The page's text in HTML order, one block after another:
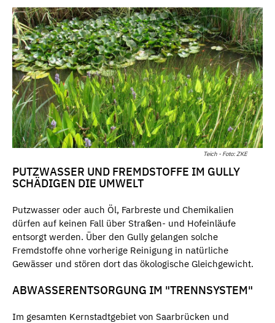
Teich - Foto: ZKE
PUTZWASSER UND FREMDSTOFFE IM GULLY
SCHÄDIGEN DIE UMWELT
Putzwasser oder auch Öl, Farbreste und Chemikalien
dürfen auf keinen Fall über Straßen- und Hofeinläufe
entsorgt werden. Über den Gully gelangen solche
Fremdstoffe ohne vorherige Reinigung in natürliche
Gewässer und stören dort das ökologische Gleichgewicht.
ABWASSERENTSORGUNG IM "TRENNSYSTEM"
Im gesamten Kernstadtgebiet von Saarbrücken und